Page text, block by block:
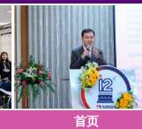
首页